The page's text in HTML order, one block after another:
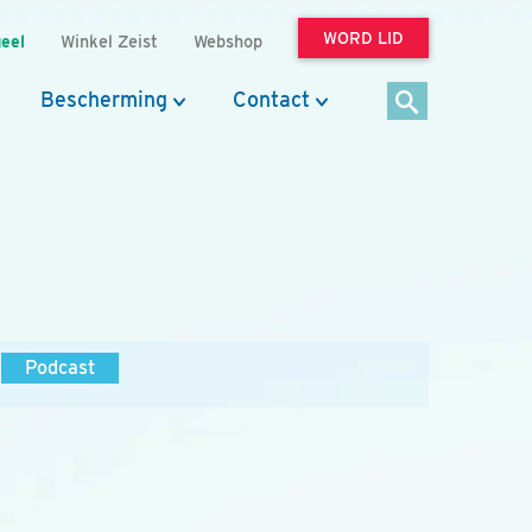
Winkel Zeist Webshop WORD LID
Bescherming Contact
Podcast